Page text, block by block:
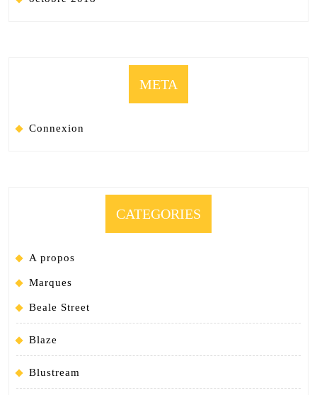
META
Connexion
CATEGORIES
A propos
Marques
Beale Street
Blaze
Blustream